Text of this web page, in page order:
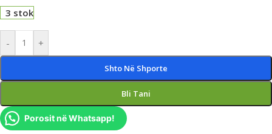
3 stok
- +
Shto Në Shporte
Bli Tani
Porosit në Whatsapp!